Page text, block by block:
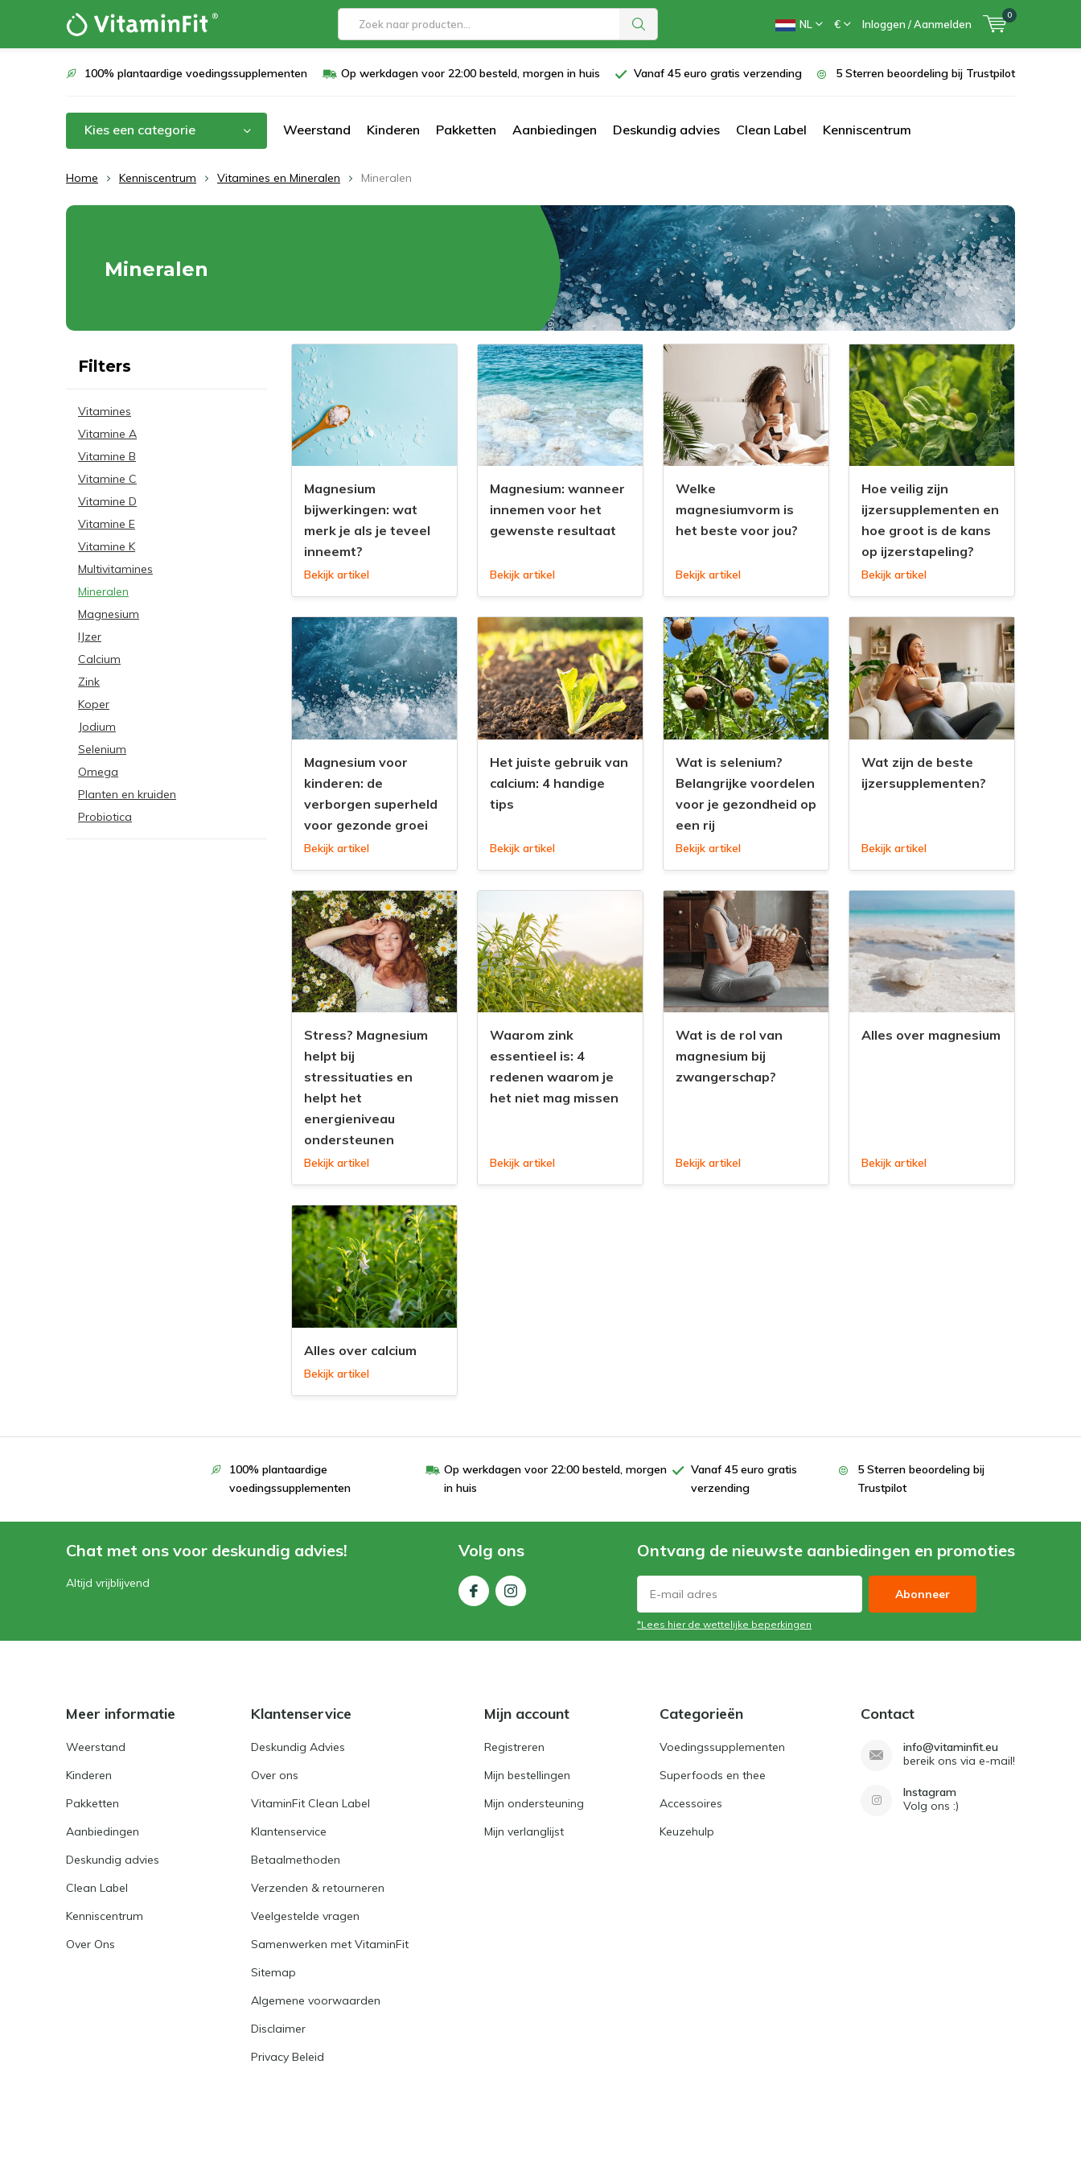
NL € Inloggen / Aanmelden
0
100% plantaardige voedingssupplementen Op werkdagen voor 22:00 besteld, morgen in huis Vanaf 45 euro gratis verzending 5 Sterren beoordeling bij Trustpilot
Kies een categorie Weerstand Kinderen Pakketten Aanbiedingen Deskundig advies Clean Label Kenniscentrum
Home Kenniscentrum Vitamines en Mineralen Mineralen
Mineralen
Magnesium
bijwerkingen: wat
merk je als je teveel
inneemt?
Bekijk artikel
Magnesium: wanneer
innemen voor het
gewenste resultaat
Bekijk artikel
Welke
magnesiumvorm is
het beste voor jou?
Bekijk artikel
Hoe veilig zijn
ijzersupplementen en
hoe groot is de kans
op ijzerstapeling?
Bekijk artikel
Magnesium voor
kinderen: de
verborgen superheld
voor gezonde groei
Bekijk artikel
Het juiste gebruik van
calcium: 4 handige
tips
Bekijk artikel
Wat is selenium?
Belangrijke voordelen
voor je gezondheid op
een rij
Bekijk artikel
Wat zijn de beste
ijzersupplementen?
Bekijk artikel
Stress? Magnesium
helpt bij
stressituaties en
helpt het
energieniveau
ondersteunen
Bekijk artikel
Waarom zink
essentieel is: 4
redenen waarom je
het niet mag missen
Bekijk artikel
Wat is de rol van
magnesium bij
zwangerschap?
Bekijk artikel
Alles over magnesium
Bekijk artikel
Alles over calcium
Bekijk artikel
Filters
Vitamines
Vitamine A
Vitamine B
Vitamine C
Vitamine D
Vitamine E
Vitamine K
Multivitamines
Mineralen
Magnesium
IJzer
Calcium
Zink
Koper
Jodium
Selenium
Omega
Planten en kruiden
Probiotica
100% plantaardige
voedingssupplementen
Op werkdagen voor 22:00 besteld, morgen
in huis
Vanaf 45 euro gratis
verzending
5 Sterren beoordeling bij
Trustpilot
Chat met ons voor deskundig advies!
Altijd vrijblijvend
Volg ons Ontvang de nieuwste aanbiedingen en promoties
Abonneer
*Lees hier de wettelijke beperkingen
Meer informatie
Weerstand
Kinderen
Pakketten
Aanbiedingen
Deskundig advies
Clean Label
Kenniscentrum
Over Ons
Klantenservice
Deskundig Advies
Over ons
VitaminFit Clean Label
Klantenservice
Betaalmethoden
Verzenden & retourneren
Veelgestelde vragen
Samenwerken met VitaminFit
Sitemap
Algemene voorwaarden
Disclaimer
Privacy Beleid
Mijn account
Registreren
Mijn bestellingen
Mijn ondersteuning
Mijn verlanglijst
Categorieën
Voedingssupplementen
Superfoods en thee
Accessoires
Keuzehulp
Contact
info@vitaminfit.eu
bereik ons via e-mail!
Instagram
Volg ons :)